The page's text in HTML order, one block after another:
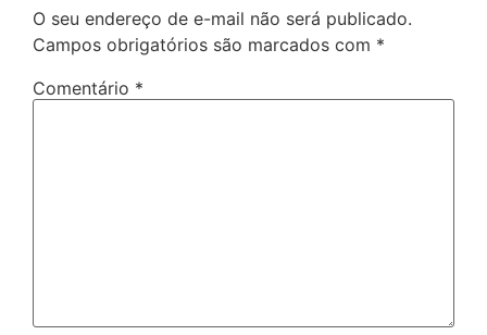
O seu endereço de e-mail não será publicado.
Campos obrigatórios são marcados com *
Comentário *